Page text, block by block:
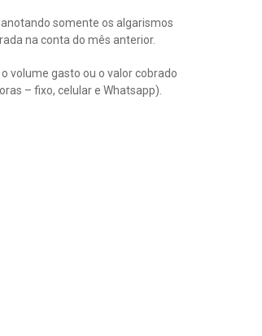
somente os algarismos
na conta do mês anterior.
volume gasto ou o valor cobrado
– fixo, celular e Whatsapp).